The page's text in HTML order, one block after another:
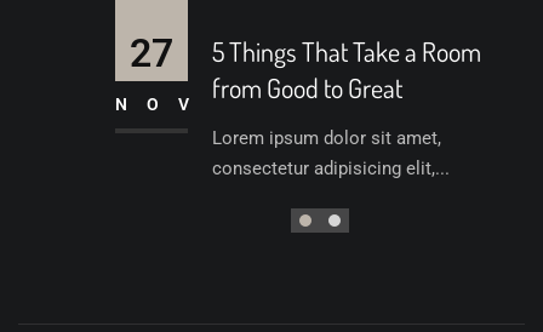
5 Things That Take a Room
from Good to Great
Lorem ipsum dolor sit amet,
consectetur adipisicing elit,...
27
NOV